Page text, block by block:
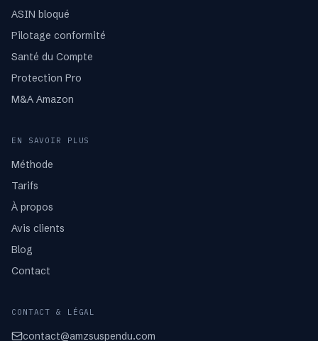
ASIN bloqué
Pilotage conformité
Santé du Compte
Protection Pro
M&A Amazon
EN SAVOIR PLUS
Méthode
Tarifs
À propos
Avis clients
Blog
Contact
CONTACT & LÉGAL
contact@amzsuspendu.com